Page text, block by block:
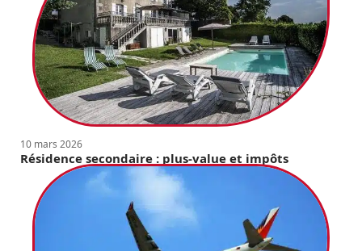
10 mars 2026
Résidence secondaire : plus-value et impôts